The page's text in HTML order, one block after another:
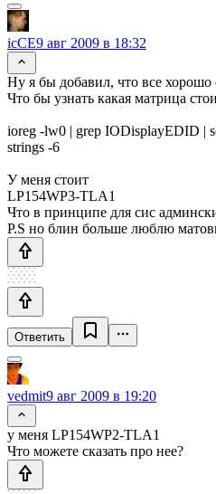
icCE9 авг 2009 в 18:32
Ну я бы добавил, что все хорошо
Что бы узнать какая матрица
ioreg -lw0 | grep IODisplayEDID |
strings -6
У меня стоит
LP154WP3-TLA1
Что в принципе для сис
P.S но блин больше люблю
Ответить
vedmit9 авг 2009 в 19:20
у меня LP154WP2-TLA1
Что можете сказать про нее?